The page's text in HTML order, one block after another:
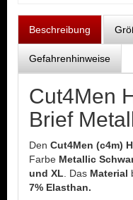
Beschreibung
Gefahrenhinweise
Cut4Men
Brief
Den Cut4Men (c4m)
Farbe Metallic
und XL . Das Material
7% Elasthan.